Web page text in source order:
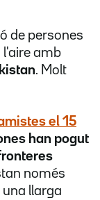
de persones
amb
. Molt
el 15
han pogut
només
una llarga